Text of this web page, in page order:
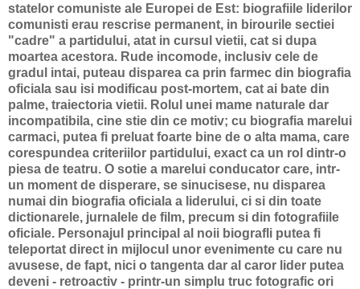
statelor comuniste ale Europei de Est: biografiile liderilor
comunisti erau rescrise permanent, in birourile sectiei
"cadre" a partidului, atat in cursul vietii, cat si dupa
moartea acestora. Rude incomode, inclusiv cele de
gradul intai, puteau disparea ca prin farmec din biografia
oficiala sau isi modificau post-mortem, cat ai bate din
palme, traiectoria vietii. Rolul unei mame naturale dar
incompatibila, cine stie din ce motiv; cu biografia marelui
carmaci, putea fi preluat foarte bine de o alta mama, care
corespundea criteriilor partidului, exact ca un rol dintr-o
piesa de teatru. O sotie a marelui conducator care, intr-
un moment de disperare, se sinucisese, nu disparea
numai din biografia oficiala a liderului, ci si din toate
dictionarele, jurnalele de film, precum si din fotografiile
oficiale. Personajul principal al noii biografli putea fi
teleportat direct in mijlocul unor evenimente cu care nu
avusese, de fapt, nici o tangenta dar al caror lider putea
deveni - retroactiv - printr-un simplu truc fotografic ori